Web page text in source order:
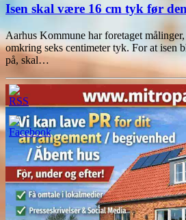
Isen skal være 16 cm tyk før
Aarhus Kommune har foretaget
omkring seks centimeter tyk. For at isen
på, skal…